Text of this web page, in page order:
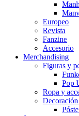
Europeo
Revista
Fanzine
Accesorio
Merchandising
Figuras y
Pop
Ropa y